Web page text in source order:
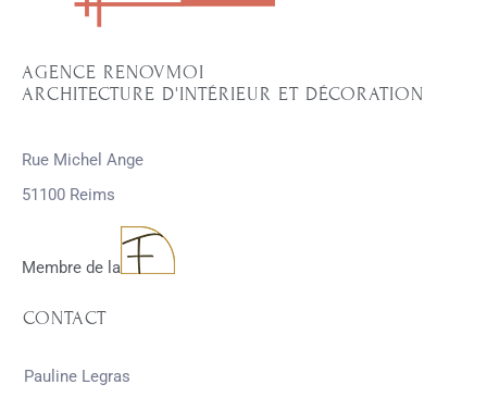
AGENCE RENOVMOI
ARCHITECTURE D'INTÉRIEUR ET DÉCORATION
Rue Michel Ange
51100 Reims
Membre de la
CONTACT
Pauline Legras